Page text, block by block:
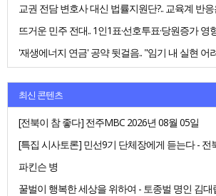
교권 전담 변호사 대신 법률지원단?.. 교육계 반
뜨거운 민주 전대.. 1인1표·선호투표·당원증가 영
'재생에너지 연금' 공약 뒷걸음.. "임기 내 실현 어
최신 콘텐츠
[전북이 참 좋다] 전주MBC 2026년 08월 05일
[특집 시사토론] 민선9기 단체장에게 듣는다 - 전
파킨슨 병
꿀벌이 행복한 세상을 위하여 - 토종벌 명인 김대